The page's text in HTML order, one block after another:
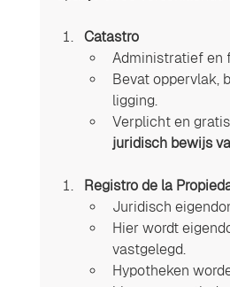
Catastro
Administratief en
Bevat oppervlak,
ligging.
Verplicht en
juridisch bewijs
Registro de la
Juridisch
Hier wordt
vastgelegd.
Hypotheken